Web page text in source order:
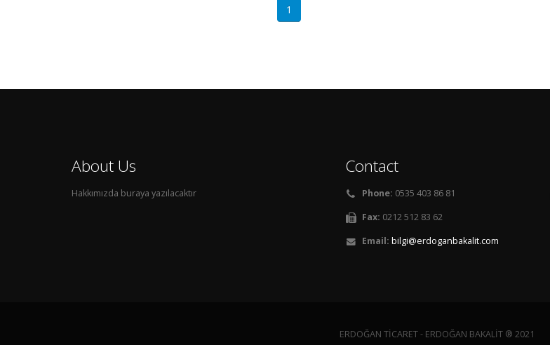
1
About Us
Hakkımızda buraya yazılacaktır
Contact
Phone: 0535 403 86 81
Fax: 0212 512 83 62
Email: bilgi@erdoganbakalit.com
ERDOĞAN TİCARET - ERDOĞAN BAKALİT ® 2021